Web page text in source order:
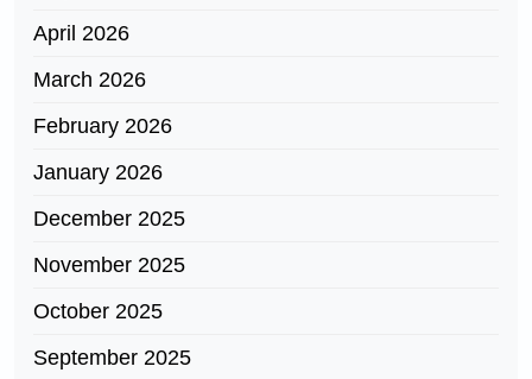
April 2026
March 2026
February 2026
January 2026
December 2025
November 2025
October 2025
September 2025